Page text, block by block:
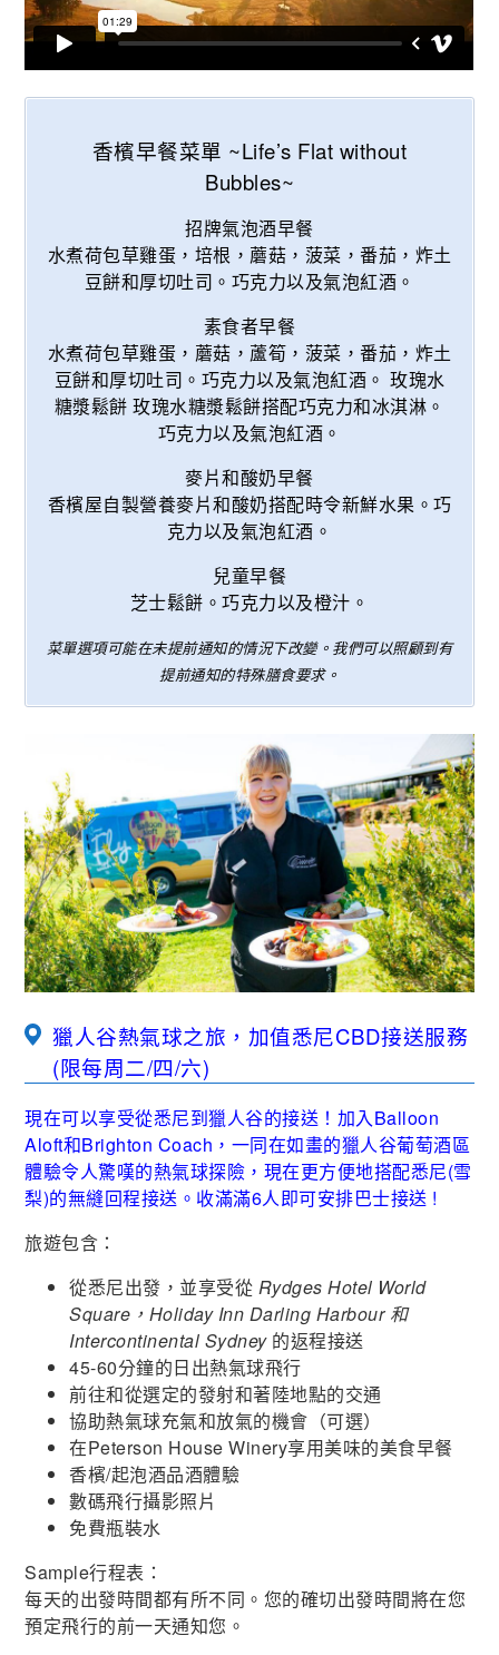
香檳早餐菜單 ~Life’s Flat without
Bubbles~
招牌氣泡酒早餐
水煮荷包草雞蛋，培根，蘑菇，菠菜，番茄，炸土
豆餅和厚切吐司。巧克力以及氣泡紅酒。
素食者早餐
水煮荷包草雞蛋，蘑菇，蘆筍，菠菜，番茄，炸土
豆餅和厚切吐司。巧克力以及氣泡紅酒。 玫瑰水
糖漿鬆餅 玫瑰水糖漿鬆餅搭配巧克力和冰淇淋。
巧克力以及氣泡紅酒。
麥片和酸奶早餐
香檳屋自製營養麥片和酸奶搭配時令新鮮水果。巧
克力以及氣泡紅酒。
兒童早餐
芝士鬆餅。巧克力以及橙汁。
菜單選項可能在未提前通知的情況下改變。我們可以照顧到有
提前通知的特殊膳食要求。
獵人谷熱氣球之旅，加值悉尼CBD接送服務
(限每周二/四/六)
現在可以享受從悉尼到獵人谷的接送！加入Balloon
Aloft和Brighton Coach，一同在如畫的獵人谷葡萄酒區
體驗令人驚嘆的熱氣球探險，現在更方便地搭配悉尼(雪
梨)的無縫回程接送。收滿滿6人即可安排巴士接送 !
旅遊包含：
從悉尼出發，並享受從 Rydges Hotel World
Square，Holiday Inn Darling Harbour 和
Intercontinental Sydney的返程接送
45-60分鐘的日出熱氣球飛行
前往和從選定的發射和著陸地點的交通
協助熱氣球充氣和放氣的機會（可選）
在Peterson House Winery享用美味的美食早餐
香檳/起泡酒品酒體驗
數碼飛行攝影照片
免費瓶裝水
Sample行程表：
每天的出發時間都有所不同。您的確切出發時間將在您
預定飛行的前一天通知您。